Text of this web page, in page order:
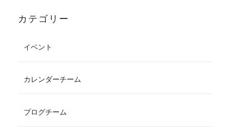
カテゴリー
イベント
カレンダーチーム
ブログチーム